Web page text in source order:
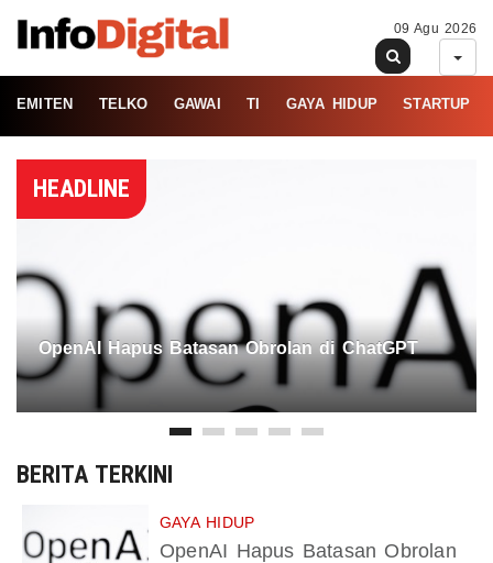
09 Agu 2026
EMITEN TELKO GAWAI TI GAYA HIDUP STARTUP
HEADLINE
OpenAI Hapus Batasan Obrolan di ChatGPT
BERITA TERKINI
GAYA HIDUP
OpenAI Hapus Batasan Obrolan